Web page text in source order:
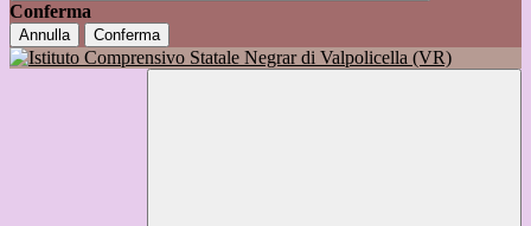
Conferma
Annulla Conferma